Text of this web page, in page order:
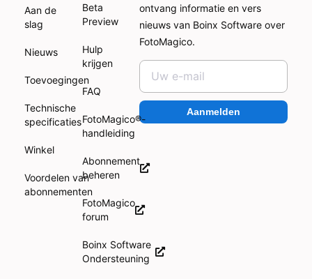
Aan de
slag
Nieuws
Toevoegingen
Technische
specificaties
Winkel
Voordelen van
abonnementen
Beta
Preview
Hulp
krijgen
FAQ
FotoMagico®-
handleiding
Abonnement
beheren
FotoMagico
forum
Boinx Software
Ondersteuning
ontvang informatie en vers
nieuws van Boinx Software over
FotoMagico.
Aanmelden